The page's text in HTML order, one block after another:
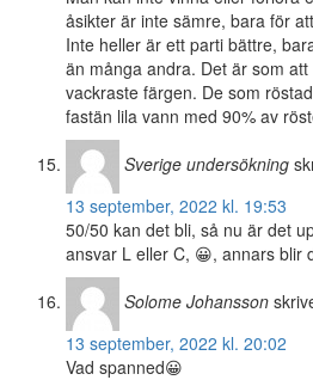
åsikter är inte sämre, bara för
Inte heller är ett parti bättre,
än många andra. Det är som
vackraste färgen. De som
fastän lila vann med 90% av
Sverige undersökning
13 september, 2022 kl. 19:53
50/50 kan det bli, så nu är det
ansvar L eller C, 😀, annars blir
Solome Johansson
13 september, 2022 kl. 20:02
Vad spanned😀